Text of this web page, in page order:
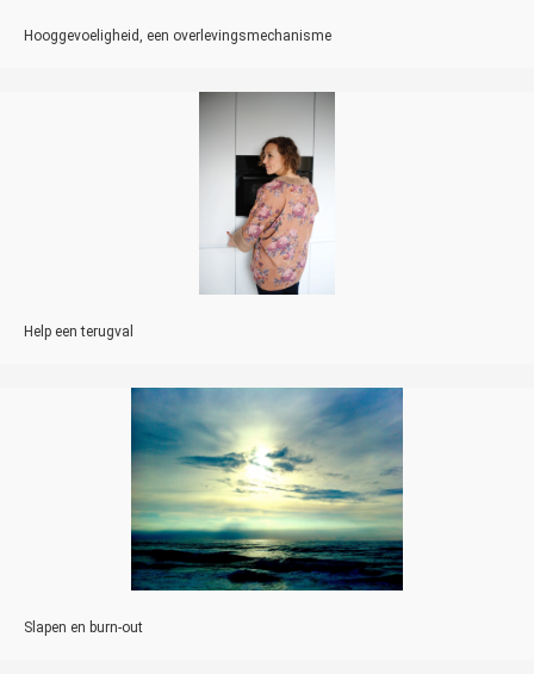
Hooggevoeligheid, een overlevingsmechanisme
Help een terugval
Slapen en burn-out